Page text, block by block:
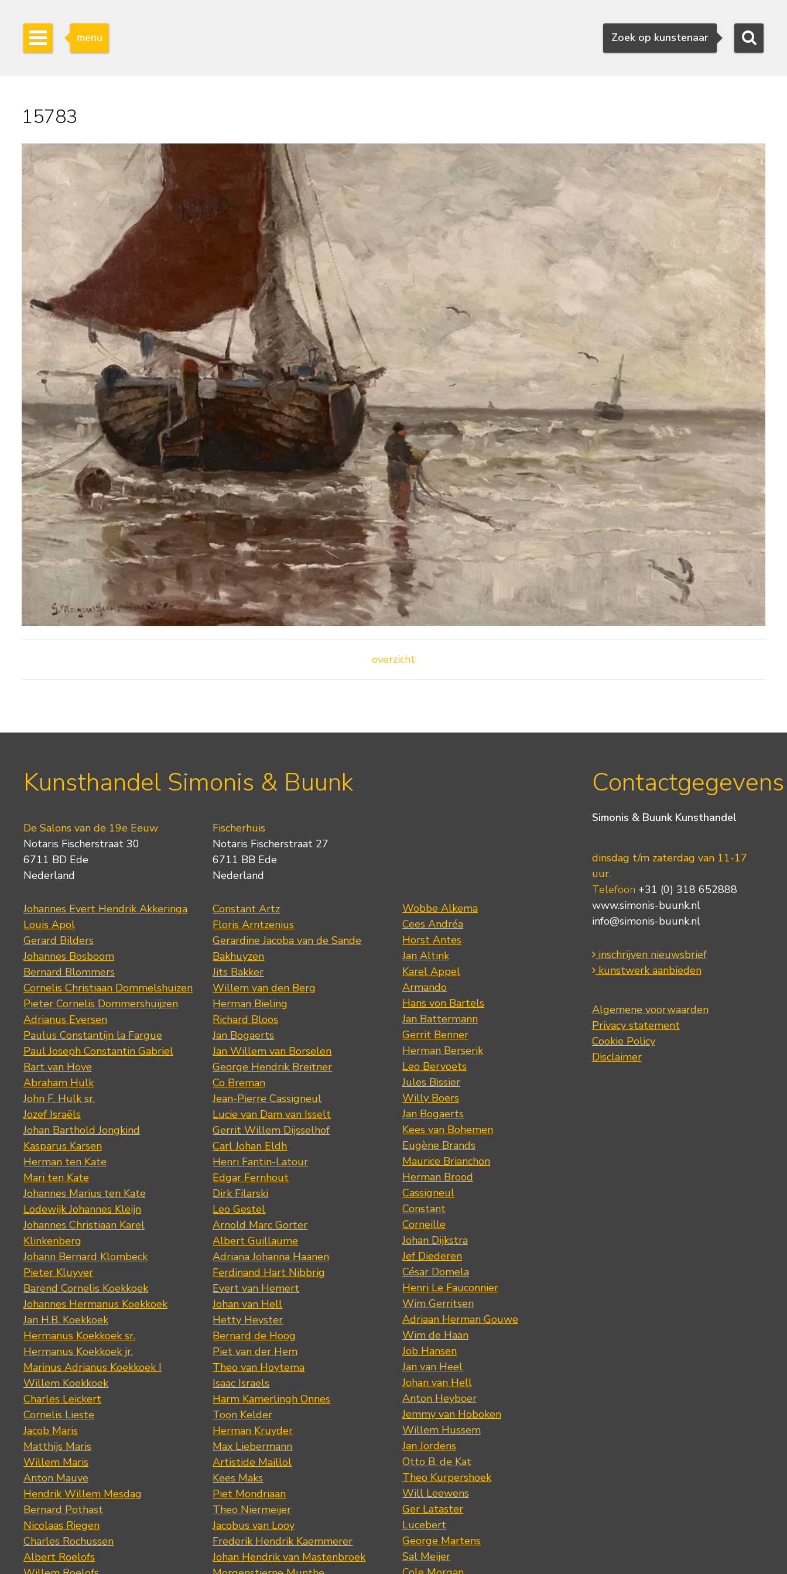
Zoeken
Zoek op kunstenaar
menu
15783
overzicht
Kunsthandel Simonis & Buunk
De Salons van de 19e Eeuw
Notaris Fischerstraat 30
6711 BD Ede
Nederland
Johannes Evert Hendrik Akkeringa
Louis Apol
Gerard Bilders
Johannes Bosboom
Bernard Blommers
Cornelis Christiaan Dommelshuizen
Pieter Cornelis Dommershuijzen
Adrianus Eversen
Paulus Constantijn la Fargue
Paul Joseph Constantin Gabriel
Bart van Hove
Abraham Hulk
John F. Hulk sr.
Jozef Israëls
Johan Barthold Jongkind
Kasparus Karsen
Herman ten Kate
Mari ten Kate
Johannes Marius ten Kate
Lodewijk Johannes Kleijn
Johannes Christiaan Karel
Klinkenberg
Johann Bernard Klombeck
Pieter Kluyver
Barend Cornelis Koekkoek
Johannes Hermanus Koekkoek
Jan H.B. Koekkoek
Hermanus Koekkoek sr.
Hermanus Koekkoek jr.
Marinus Adrianus Koekkoek I
Willem Koekkoek
Charles Leickert
Cornelis Lieste
Jacob Maris
Matthijs Maris
Willem Maris
Anton Mauve
Hendrik Willem Mesdag
Bernard Pothast
Nicolaas Riegen
Charles Rochussen
Albert Roelofs
Fischerhuis
Notaris Fischerstraat 27
6711 BB Ede
Nederland
Constant Artz
Floris Arntzenius
Gerardine Jacoba van de Sande
Bakhuyzen
Jits Bakker
Willem van den Berg
Herman Bieling
Richard Bloos
Jan Bogaerts
Jan Willem van Borselen
George Hendrik Breitner
Co Breman
Jean-Pierre Cassigneul
Lucie van Dam van Isselt
Gerrit Willem Dijsselhof
Carl Johan Eldh
Henri Fantin-Latour
Edgar Fernhout
Dirk Filarski
Leo Gestel
Arnold Marc Gorter
Albert Guillaume
Adriana Johanna Haanen
Ferdinand Hart Nibbrig
Evert van Hemert
Johan van Hell
Hetty Heyster
Bernard de Hoog
Piet van der Hem
Theo van Hoytema
Isaac Israels
Harm Kamerlingh Onnes
Toon Kelder
Herman Kruyder
Max Liebermann
Artistide Maillol
Kees Maks
Piet Mondriaan
Theo Niermeijer
Jacobus van Looy
Frederik Hendrik Kaemmerer
Johan Hendrik van Mastenbroek
Wobbe Alkema
Cees Andréa
Horst Antes
Jan Altink
Karel Appel
Armando
Hans von Bartels
Jan Battermann
Gerrit Benner
Herman Berserik
Leo Bervoets
Jules Bissier
Willy Boers
Jan Bogaerts
Kees van Bohemen
Eugène Brands
Maurice Brianchon
Herman Brood
Cassigneul
Constant
Corneille
Johan Dijkstra
Jef Diederen
César Domela
Henri Le Fauconnier
Wim Gerritsen
Adriaan Herman Gouwe
Wim de Haan
Job Hansen
Jan van Heel
Johan van Hell
Anton Heyboer
Jemmy van Hoboken
Willem Hussem
Jan Jordens
Otto B. de Kat
Theo Kurpershoek
Will Leewens
Ger Lataster
Lucebert
George Martens
Sal Meijer
Contactgegevens
Simonis & Buunk Kunsthandel
dinsdag t/m zaterdag van 11-17
uur.
Telefoon +31 (0) 318 652888
www.simonis-buunk.nl
info@simonis-buunk.nl
inschrijven nieuwsbrief
kunstwerk aanbieden
Algemene voorwaarden
Privacy statement
Cookie Policy
Disclaimer